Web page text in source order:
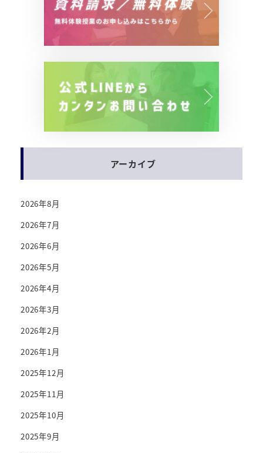
アーカイブ
2026年8月
2026年7月
2026年6月
2026年5月
2026年4月
2026年3月
2026年2月
2026年1月
2025年12月
2025年11月
2025年10月
2025年9月